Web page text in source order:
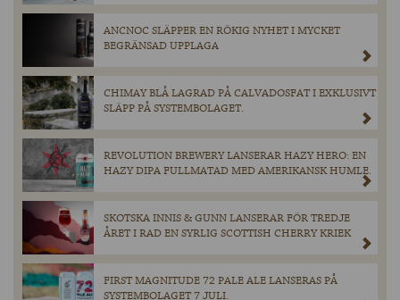
ANCNOC SLÄPPER EN RÖKIG NYHET I MYCKET
BEGRÄNSAD UPPLAGA
CHIMAY BLÅ LAGRAD PÅ CALVADOSFAT I EXKLUSIVT
SLÄPP PÅ SYSTEMBOLAGET.
REVOLUTION BREWERY LANSERAR HAZY HERO: EN
HAZY DIPA FULLMATAD MED AMERIKANSK HUMLE.
SKOTSKA INNIS & GUNN LANSERAR FÖR TREDJE
ÅRET I RAD EN SYRLIG SCOTTISH CHERRY KRIEK
FIRST MAGNITUDE 72 PALE ALE LANSERAS PÅ
SYSTEMBOLAGET 7 JULI.